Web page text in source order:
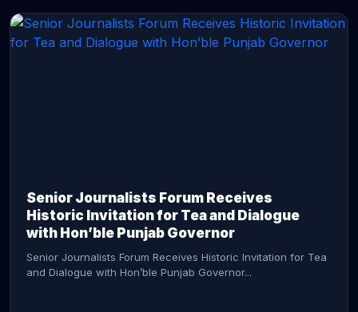
Senior Journalists Forum Receives
Historic Invitation for Tea and Dialogue
with Hon’ble Punjab Governor
Senior Journalists Forum Receives Historic Invitation for Tea
and Dialogue with Hon’ble Punjab Governor...